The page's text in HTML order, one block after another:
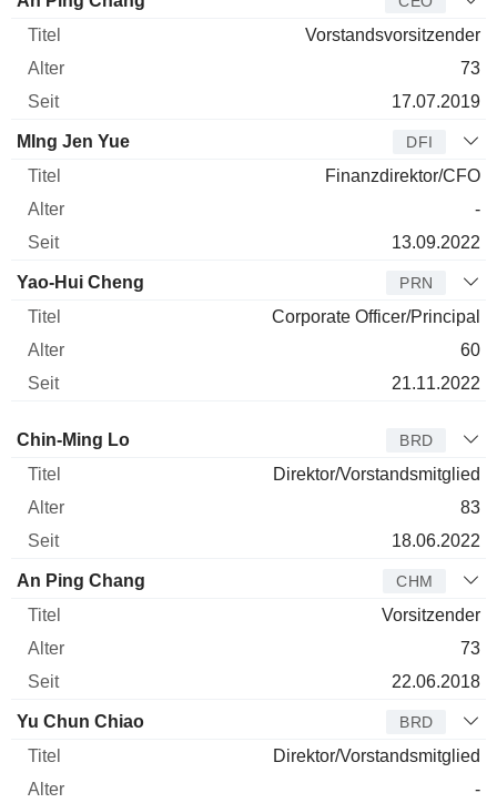
Vorstandsvorsitzender
73
17.07.2019
MIng Jen Yue DFI
Finanzdirektor/CFO
-
13.09.2022
Yao-Hui Cheng PRN
Corporate Officer/Principal
60
21.11.2022
Verwaltungsratsmitglied
Chin-Ming Lo BRD
Direktor/Vorstandsmitglied
83
18.06.2022
An Ping Chang CHM
Vorsitzender
73
22.06.2018
Yu Chun Chiao BRD
Direktor/Vorstandsmitglied
-